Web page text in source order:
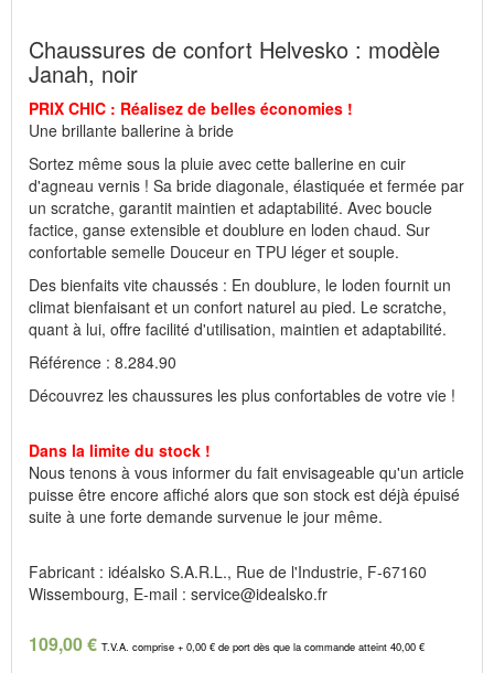
Wissembourg, E-mail : service@idealsko.fr
Chaussures de confort Helvesko : modèle
Janah, noir
PRIX CHIC : Réalisez de belles économies !
Une brillante ballerine à bride
Sortez même sous la pluie avec cette ballerine en cuir
d'agneau vernis ! Sa bride diagonale, élastiquée et fermée par
un scratche, garantit maintien et adaptabilité. Avec boucle
factice, ganse extensible et doublure en loden chaud. Sur
confortable semelle Douceur en TPU léger et souple.
Des bienfaits vite chaussés : En doublure, le loden fournit un
climat bienfaisant et un confort naturel au pied. Le scratche,
quant à lui, offre facilité d'utilisation, maintien et adaptabilité.
Référence : 8.284.90
Découvrez les chaussures les plus confortables de votre vie !
Dans la limite du stock !
Nous tenons à vous informer du fait envisageable qu'un article
puisse être encore affiché alors que son stock est déjà épuisé
suite à une forte demande survenue le jour même.
Fabricant : idéalsko S.A.R.L., Rue de l'Industrie, F-67160
Wissembourg, E-mail : service@idealsko.fr
109,00 € T.V.A. comprise + 0,00 € de port dès que la commande atteint 40,00 €